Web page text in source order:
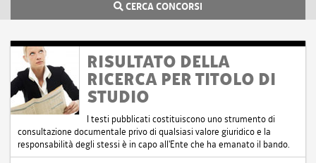
CERCA CONCORSI
RISULTATO DELLA
RICERCA PER TITOLO DI
STUDIO
I testi pubblicati costituiscono uno strumento di
consultazione documentale privo di qualsiasi valore giuridico e la
responsabilità degli stessi è in capo all'Ente che ha emanato il bando.